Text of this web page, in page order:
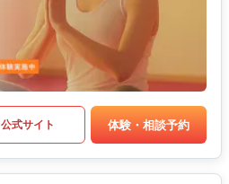
公式サイト 体験・相談予約